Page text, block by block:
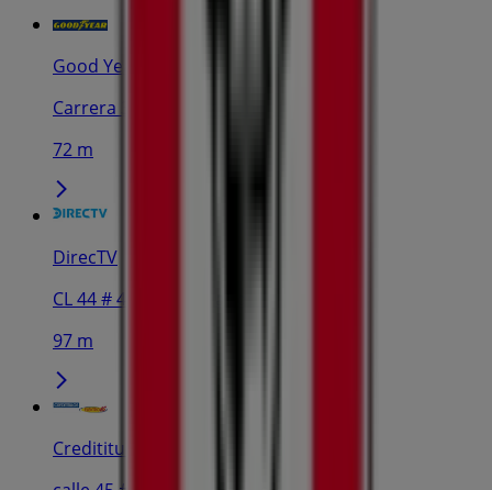
Good Year
Carrera 38 43-37, Barranquilla
72 m
DirecTV
CL 44 # 41 - 55, Barranquilla
97 m
Credititulos